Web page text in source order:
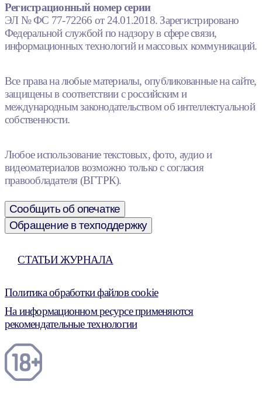
Регистрационный номер серии
ЭЛ № ФС 77-72266 от 24.01.2018. Зарегистрировано
Федеральной службой по надзору в сфере связи,
информационных технологий и массовых коммуникаций.
Все права на любые материалы, опубликованные на сайте,
защищены в соответствии с российским и
международным законодательством об интеллектуальной
собственности.
Любое использование текстовых, фото, аудио и
видеоматериалов возможно только с согласия
правообладателя (ВГТРК).
Сообщить об опечатке
Обращение в техподдержку
СТАТЬИ ЖУРНАЛА
Политика обработки файлов cookie
На информационном ресурсе применяются
рекомендательные технологии